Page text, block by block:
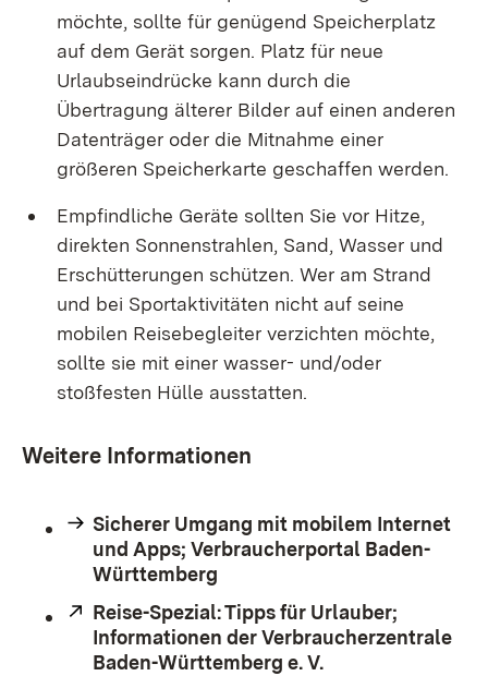
möchte, sollte für genügend Speicherplatz
auf dem Gerät sorgen. Platz für neue
Urlaubseindrücke kann durch die
Übertragung älterer Bilder auf einen anderen
Datenträger oder die Mitnahme einer
größeren Speicherkarte geschaffen werden.
Empfindliche Geräte sollten Sie vor Hitze,
direkten Sonnenstrahlen, Sand, Wasser und
Erschütterungen schützen. Wer am Strand
und bei Sportaktivitäten nicht auf seine
mobilen Reisebegleiter verzichten möchte,
sollte sie mit einer wasser- und/oder
stoßfesten Hülle ausstatten.
Weitere Informationen
Sicherer Umgang mit mobilem Internet
und Apps; Verbraucherportal Baden-
Württemberg
Extern:
Reise-Spezial: Tipps für Urlauber;
Informationen der Verbraucherzentrale
Baden-Württemberg e. V.